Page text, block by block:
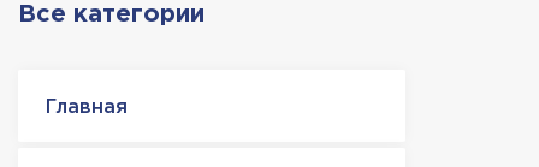
Все категории
Главная